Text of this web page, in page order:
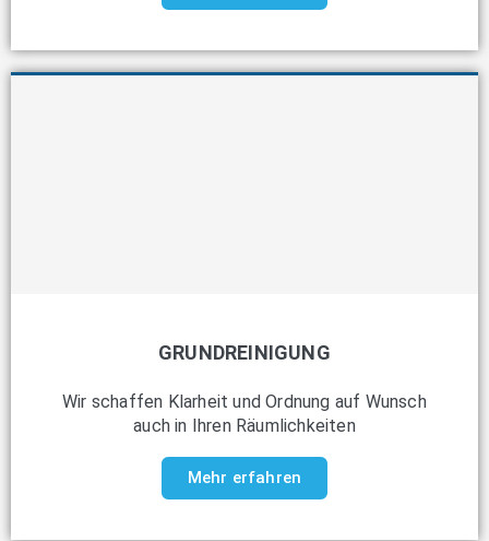
GRUNDREINIGUNG
Wir schaffen Klarheit und Ordnung auf Wunsch
auch in Ihren Räumlichkeiten
Mehr erfahren